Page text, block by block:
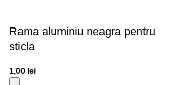
Rama aluminiu neagra pentru
sticla
1,00 lei